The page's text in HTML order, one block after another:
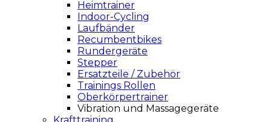
Heimtrainer
Indoor-Cycling
Laufbänder
Recumbentbikes
Rundergeräte
Stepper
Ersatzteile / Zubehör
Trainings Rollen
Oberkörpertrainer
Vibration und Massagegeräte